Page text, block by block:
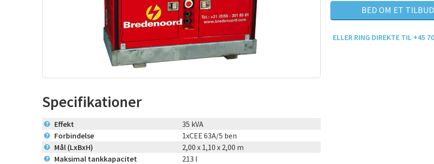
BED OM ET TILBUD
ELLER RING DIREKTE TIL +45
Specifikationer
? Effekt 35 kVA
? Forbindelse 1xCEE 63A/5 ben
? Mål (LxBxH) 2,00 x 1,10 x 2,00 m
? Maksimal tankkapacitet 213 l